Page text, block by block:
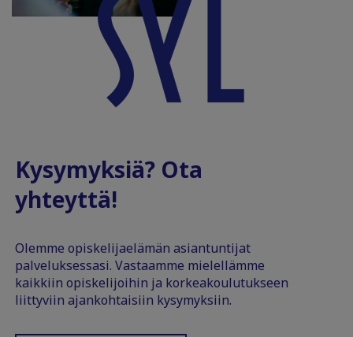
Kysymyksiä? Ota
yhteyttä!
Olemme opiskelijaelämän asiantuntijat
palveluksessasi. Vastaamme mielellämme
kaikkiin opiskelijoihin ja korkeakoulutukseen
liittyviin ajankohtaisiin kysymyksiin.